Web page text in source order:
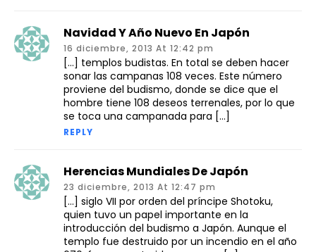
Navidad Y Año Nuevo En Japón
16 diciembre, 2013 At 12:42 pm
[…] templos budistas. En total se deben hacer
sonar las campanas 108 veces. Este número
proviene del budismo, donde se dice que el
hombre tiene 108 deseos terrenales, por lo que
se toca una campanada para […]
REPLY
Herencias Mundiales De Japón
23 diciembre, 2013 At 12:47 pm
[…] siglo VII por orden del príncipe Shotoku,
quien tuvo un papel importante en la
introducción del budismo a Japón. Aunque el
templo fue destruido por un incendio en el año